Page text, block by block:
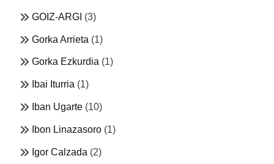
GOIZ-ARGI (3)
Gorka Arrieta (1)
Gorka Ezkurdia (1)
Ibai Iturria (1)
Iban Ugarte (10)
Ibon Linazasoro (1)
Igor Calzada (2)